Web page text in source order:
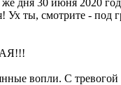
ты, смотрите - под
вопли. С